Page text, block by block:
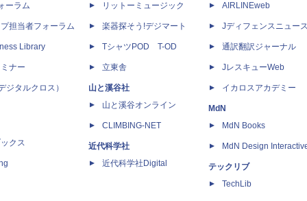
ーラム
担当者フォーラム
Library
ナー
ジタルクロス）
クス
リットーミュージック
楽器探そう!デジマート
TシャツPOD T-OD
立東舎
山と溪谷社
山と溪谷オンライン
CLIMBING-NET
近代科学社
近代科学社Digital
AIRLINEweb
Jディフェンスニュー
通訳翻訳ジャーナル
JレスキューWeb
イカロスアカデミー
MdN
MdN Books
MdN Design
テックリブ
TechLib